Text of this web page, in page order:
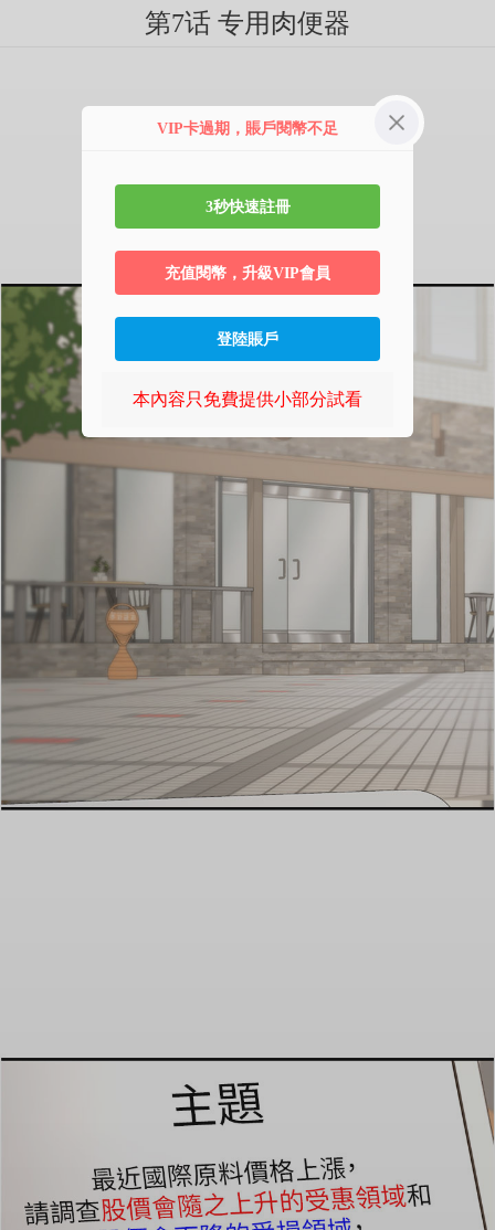
第7话 专用肉便器
VIP卡過期，賬戶閱幣不足
3秒快速註冊
充值閱幣，升級VIP會員
登陸賬戶
本內容只免費提供小部分試看